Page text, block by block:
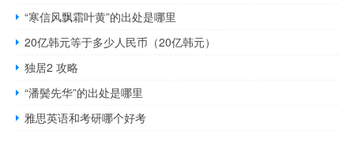
“寒信风飘霜叶黄”的出处是哪里
20亿韩元等于多少人民币（20亿韩元）
独居2 攻略
“潘鬓先华”的出处是哪里
雅思英语和考研哪个好考